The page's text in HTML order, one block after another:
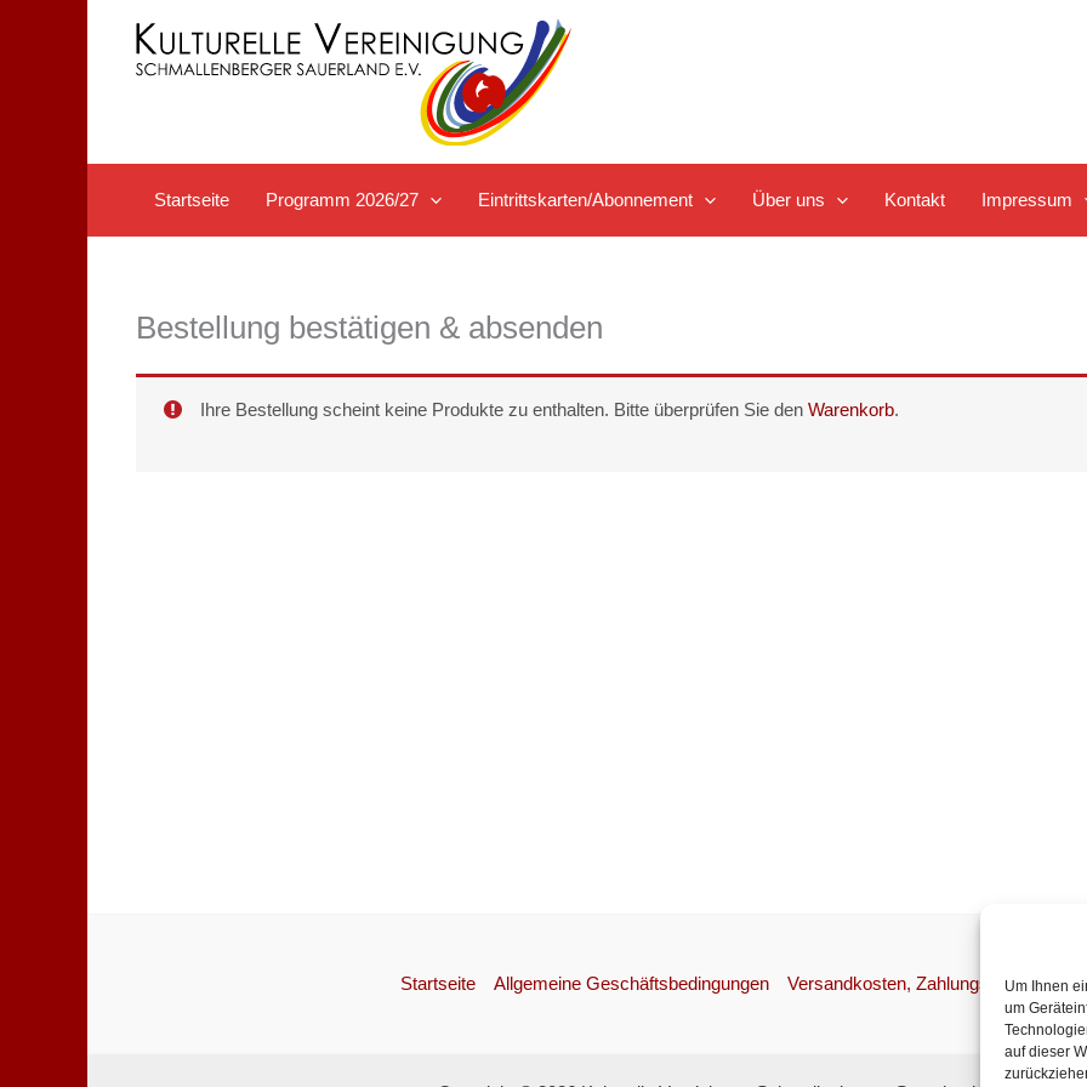
Um Ihnen
um
auf dieser
Startseite Programm 2026/27 Eintrittskarten/Abonnement Über uns Kontakt Impressum
Bestellung bestätigen & absenden
Ihre Bestellung scheint keine Produkte zu enthalten. Bitte überprüfen Sie den Warenkorb.
Startseite Allgemeine Geschäftsbedingungen Versandkosten, Zahlungsweisen,